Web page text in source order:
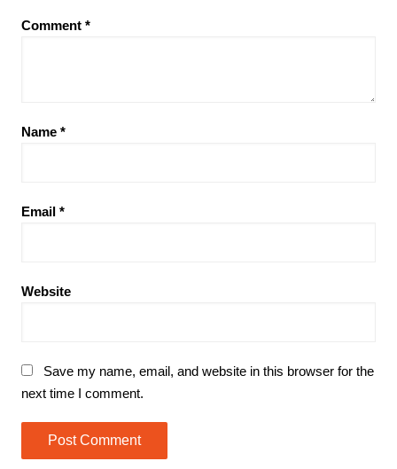
Comment *
Name *
Email *
Website
Save my name, email, and website in this browser for the
next time I comment.